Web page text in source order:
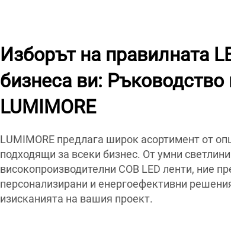
Изборът на правилната
бизнеса ви: Ръководство
LUMIMORE
LUMIMORE предлага широк асортимент от
подходящи за всеки бизнес. От умни
високопроизводителни COB LED ленти, ние
персонализирани и енергоефективни
изисканията на вашия проект.